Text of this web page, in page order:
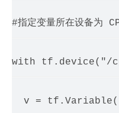
#指定变量所在设备为
with tf.device("/
v =